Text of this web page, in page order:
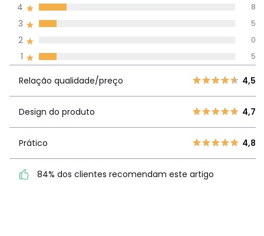
1
3
qualidade/preço
4,5
produto
Prático
4,8
84% dos clientes
1 5
2 0
3 5
4 8
Relação qualidade/preço 4,5
Design do produto 4,7
Prático 4,8
84% dos clientes recomendam este artigo